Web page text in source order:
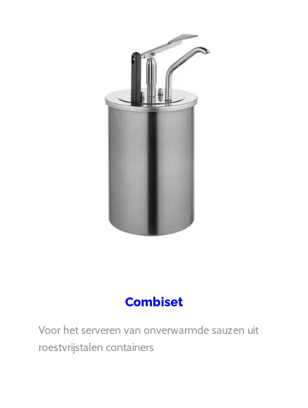
Combiset
Voor het serveren van onverwarmde sauzen uit
roestvrijstalen containers